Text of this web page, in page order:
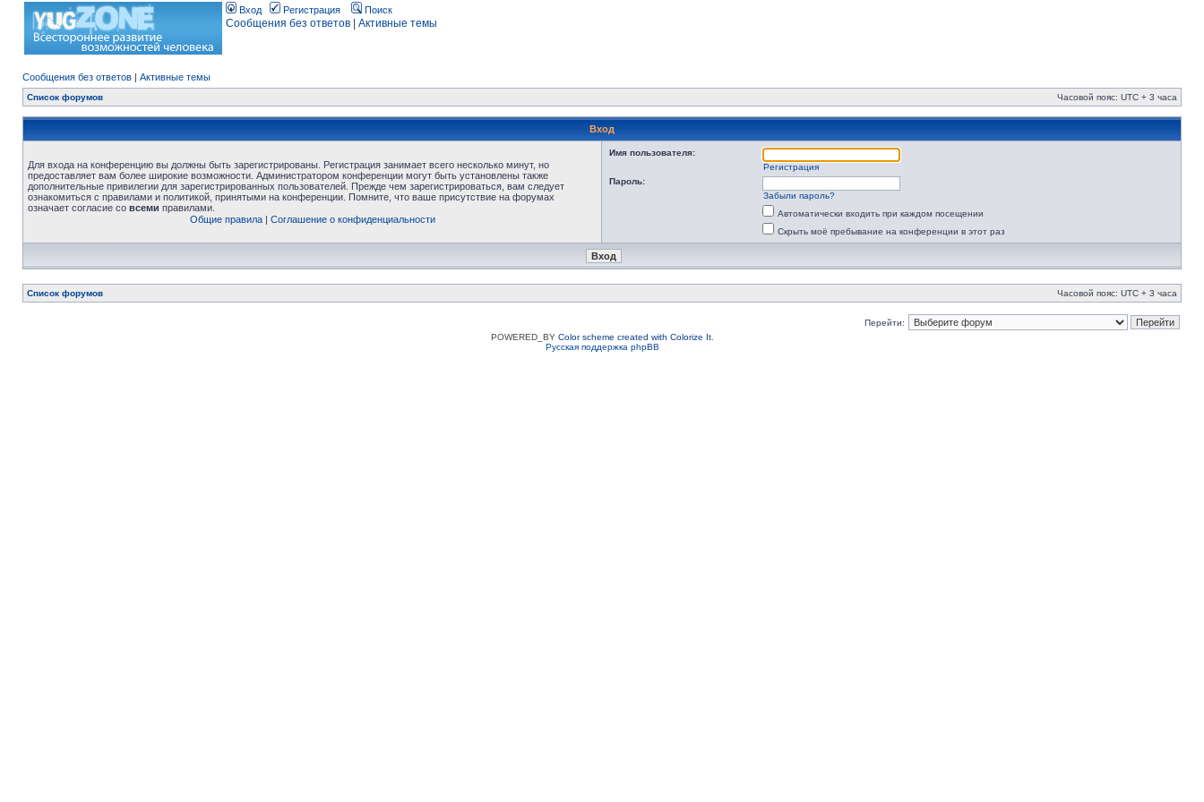
Вход Регистрация Поиск
Сообщения без ответов Активные темы
Сообщения без ответов | Активные темы
Список форумов Часовой пояс: UTC + 3 часа
Вход
Для входа на конференцию вы должны быть зарегистрированы. Регистрация занимает всего несколько минут, но
предоставляет вам более широкие возможности. Администратором конференции могут быть установлены также
дополнительные привилегии для зарегистрированных пользователей. Прежде чем зарегистрироваться, вам следует
ознакомиться с правилами и политикой, принятыми на конференции. Помните, что ваше присутствие на форумах
означает согласие со всеми правилами.
Общие правила| Соглашение о конфиденциальности
Имя пользователя:
Регистрация
Пароль:
Забыли пароль?
Автоматически входить при каждом посещении
Скрыть моё пребывание на конференции в этот раз
Список форумов Часовой пояс: UTC + 3 часа
Перейти:
POWERED_BY Color scheme created with Colorize It.
Русская поддержка phpBB